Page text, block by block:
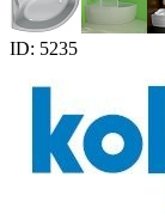
ID: 5235